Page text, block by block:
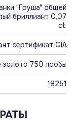
"Груша" общей
бриллиант 0,07
ct.
сертификат GIA
золото 750 пробы
18251